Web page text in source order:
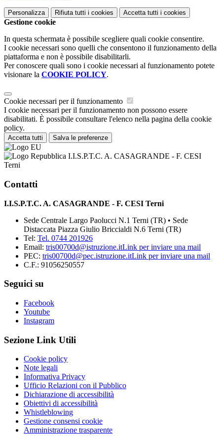
Personalizza Rifiuta tutti i cookies Accetta tutti i cookies
Gestione cookie
In questa schermata è possibile scegliere quali cookie consentire.
I cookie necessari sono quelli che consentono il funzionamento della
piattaforma e non è possibile disabilitarli.
Per conoscere quali sono i cookie necessari al funzionamento potete
visionare la COOKIE POLICY.
Cookie necessari per il funzionamento
I cookie necessari per il funzionamento non possono essere
disabilitati. È possibile consultare l'elenco nella pagina della cookie
policy.
Accetta tutti Salva le preferenze
I.I.S.P.T.C. A. CASAGRANDE - F. CESI
Terni
Contatti
I.I.S.P.T.C. A. CASAGRANDE - F. CESI Terni
Sede Centrale Largo Paolucci N.1 Terni (TR) • Sede
Distaccata Piazza Giulio Briccialdi N.6 Terni (TR)
Tel: Tel. 0744 201926
Email: tris00700d@istruzione.itLink per inviare una mail
PEC: tris00700d@pec.istruzione.itLink per inviare una mail
C.F.: 91056250557
Seguici su
Facebook
Youtube
Instagram
Sezione Link Utili
Cookie policy
Note legali
Informativa Privacy
Ufficio Relazioni con il Pubblico
Dichiarazione di accessibilità
Obiettivi di accessibilità
Whistleblowing
Gestione consensi cookie
Amministrazione trasparente